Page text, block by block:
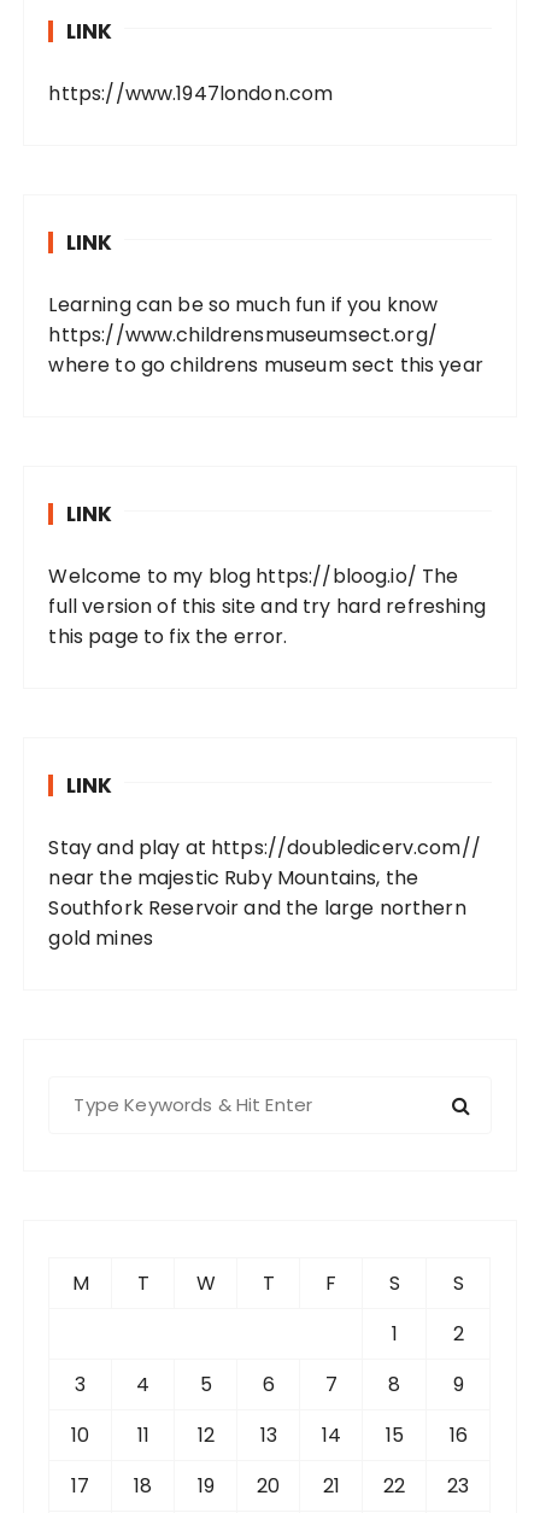
LINK
https://www.1947london.com
LINK
Learning can be so much fun if you know
https://www.childrensmuseumsect.org/
where to go childrens museum sect this year
LINK
Welcome to my blog https://bloog.io/ The
full version of this site and try hard refreshing
this page to fix the error.
LINK
Stay and play at https://doubledicerv.com//
near the majestic Ruby Mountains, the
Southfork Reservoir and the large northern
gold mines
M T W T F S
S
1
2
3
4 5 6 7 8
9
10
11 12 13 14 15
16
17
18 19 20 21 22
23